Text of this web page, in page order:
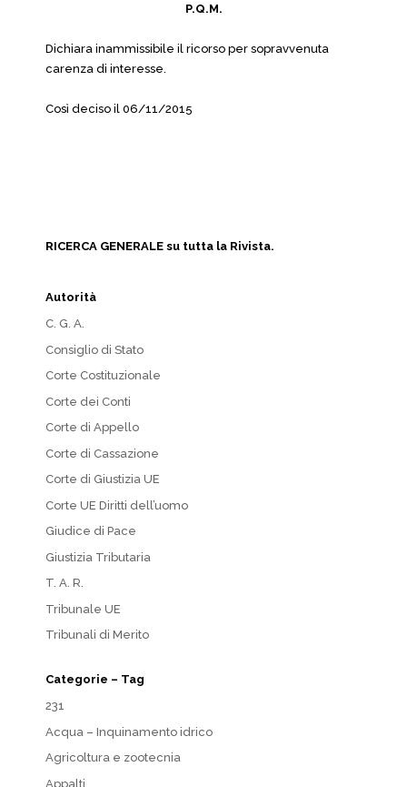
P.Q.M.
Dichiara inammissibile il ricorso per sopravvenuta
carenza di interesse.
Così deciso il 06/11/2015
RICERCA GENERALE su tutta la Rivista.
Autorità
C. G. A.
Consiglio di Stato
Corte Costituzionale
Corte dei Conti
Corte di Appello
Corte di Cassazione
Corte di Giustizia UE
Corte UE Diritti dell’uomo
Giudice di Pace
Giustizia Tributaria
T. A. R.
Tribunale UE
Tribunali di Merito
Categorie – Tag
231
Acqua – Inquinamento idrico
Agricoltura e zootecnia
Appalti